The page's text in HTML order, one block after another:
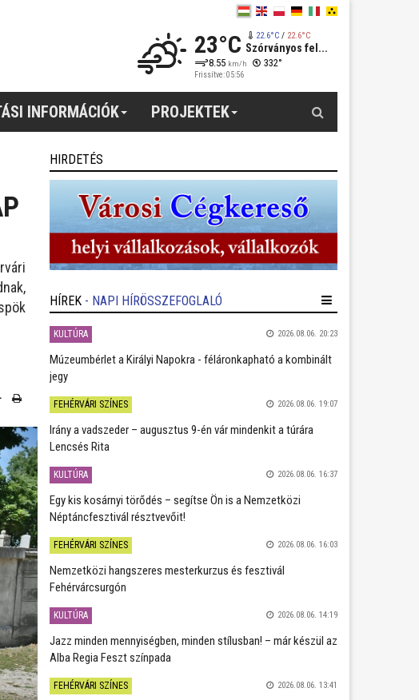
23°C 22.6°C/ 22.6°C
Szórványos fel...
8.55 km/h 332°
Frissítve: 05:56
INFORMÁCIÓK PROJEKTEK
HIRDETÉS
HÍREK - NAPI HÍRÖSSZEFOGLALÓ
KULTÚRA 2026.08.06. 20:23
Múzeumbérlet a Királyi Napokra - féláronkapható a kombinált
jegy
FEHÉRVÁRI SZÍNES 2026.08.06. 19:07
Irány a vadszeder – augusztus 9-én vár mindenkit a túrára
Lencsés Rita
KULTÚRA 2026.08.06. 16:37
Egy kis kosárnyi törődés – segítse Ön is a Nemzetközi
Néptáncfesztivál résztvevőit!
FEHÉRVÁRI SZÍNES 2026.08.06. 16:03
Nemzetközi hangszeres mesterkurzus és fesztivál
Fehérvárcsurgón
KULTÚRA 2026.08.06. 14:19
Jazz minden mennyiségben, minden stílusban! – már készül az
Alba Regia Feszt színpada
FEHÉRVÁRI SZÍNES 2026.08.06. 13:41